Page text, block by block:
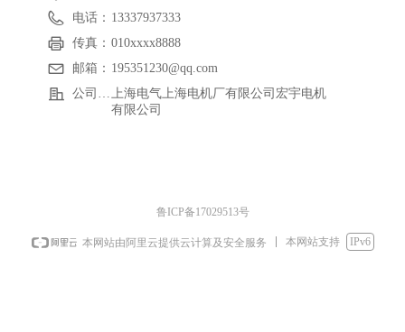
电话： 13337937333
传真： 010xxxx8888
邮箱： 195351230@qq.com
公司名称：
上海电气上海电机厂有限公司宏宇电机
有限公司
鲁ICP备17029513号
本网站由阿里云提供云计算及安全服务 本网站支持 IPv6